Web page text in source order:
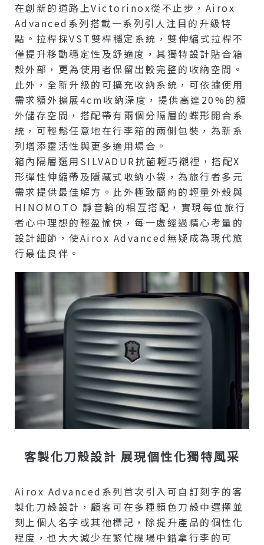
在創新的道路上Victorinox從不止步，Airox
Advanced系列搭載一系列引人注目的升級特
點。拉桿採VST雙桿穩定系統，雙伸縮式拉桿不
僅提升移動穩定性及舒適度，其獨特設計貼合箱
殼外部，更為使用者保留出較完整的收納空間。
此外，全新升級的可擴充收納系統，可依據使用
需求額外擴展4cm收納深度，提供高達20%的額
外儲存空間，搭配帶有兩個分隔層的蝶形開合系
統，可輕鬆任意地在行李箱的兩側包裝，為新系
列增添靈活性與更多適用場合。
箱內隔層選用SILVADUR抗菌輕巧襯裡，搭配X
形彈性伸縮帶及隱藏式收納小袋，為旅行者多元
需求提供最佳解方。此外極致簡約的輕量外殼與
HINOMOTO 靜音輪的相互搭配，實現每位旅行
者心中理想的輕盈愉快，每一處經過精心考量的
設計細節，使Airox Advanced無疑成為現代旅
行最佳良伴。
客製化刀殼設計 展現個性化獨特風采
Airox Advanced系列首次引入可自訂刻字的客
製化刀殼設計，顧客可在多種顏色刀殼中選擇並
刻上個人名字或其他標記，除提升產品的個性化
程度，也大大減少在繁忙機場中錯拿行李的可